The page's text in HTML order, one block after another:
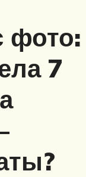
фото:
7